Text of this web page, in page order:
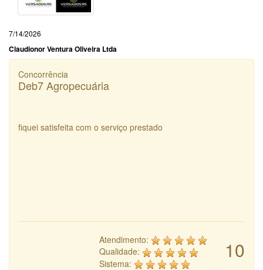
7/14/2026
Claudionor Ventura Oliveira Ltda
Concorrência
Deb7 Agropecuária
fiquei satisfeita com o serviço prestado
10
Atendimento:
Qualidade:
Sistema: